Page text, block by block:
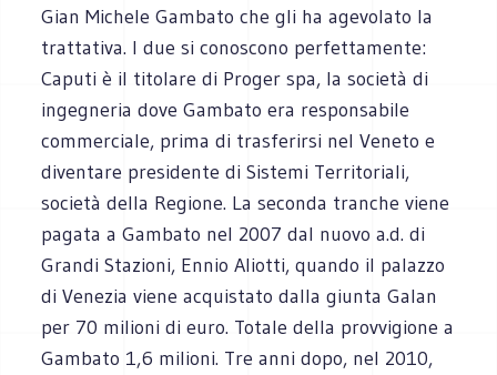
Gian Michele Gambato che gli ha agevolato la
trattativa. I due si conoscono perfettamente:
Caputi è il titolare di Proger spa, la società di
ingegneria dove Gambato era responsabile
commerciale, prima di trasferirsi nel Veneto e
diventare presidente di Sistemi Territoriali,
società della Regione. La seconda tranche viene
pagata a Gambato nel 2007 dal nuovo a.d. di
Grandi Stazioni, Ennio Aliotti, quando il palazzo
di Venezia viene acquistato dalla giunta Galan
per 70 milioni di euro. Totale della provvigione a
Gambato 1,6 milioni. Tre anni dopo, nel 2010,